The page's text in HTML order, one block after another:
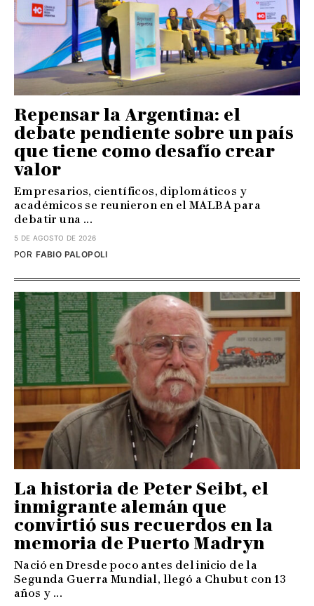
Repensar la Argentina: el
debate pendiente sobre un país
que tiene como desafío crear
valor
Empresarios, científicos, diplomáticos y
académicos se reunieron en el MALBA para
debatir una ...
5 DE AGOSTO DE 2026
FABIO PALOPOLI
POR
La historia de Peter Seibt, el
inmigrante alemán que
convirtió sus recuerdos en la
memoria de Puerto Madryn
Nació en Dresde poco antes del inicio de la
Segunda Guerra Mundial, llegó a Chubut con 13
años y ...